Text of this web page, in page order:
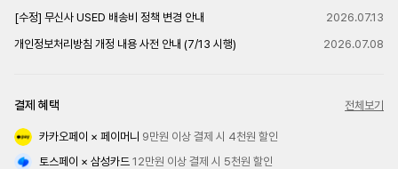
[수정] 무신사 USED 배송비 정책 변경 안내
2026.07.13
개인정보처리방침 개정 내용 사전 안내 (7/13 시행)
2026.07.08
결제 혜택 전체보기
카카오페이 × 페이머니 9만원 이상 결제 시 4천원 할인
토스페이 × 삼성카드 12만원 이상 결제 시 5천원 할인